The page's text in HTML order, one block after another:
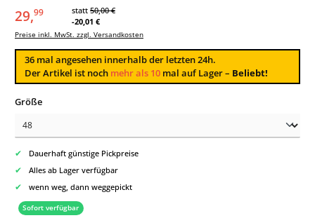
29,99 statt 50,00 €
-20,01 €
Preise inkl. MwSt. zzgl. Versandkosten
36 mal angesehen innerhalb der letzten 24h.
Der Artikel ist noch mehr als 10 mal auf Lager – Beliebt!
Größeauswählen
✔ Dauerhaft günstige Pickpreise
✔ Alles ab Lager verfügbar
✔ wenn weg, dann weggepickt
Sofort verfügbar